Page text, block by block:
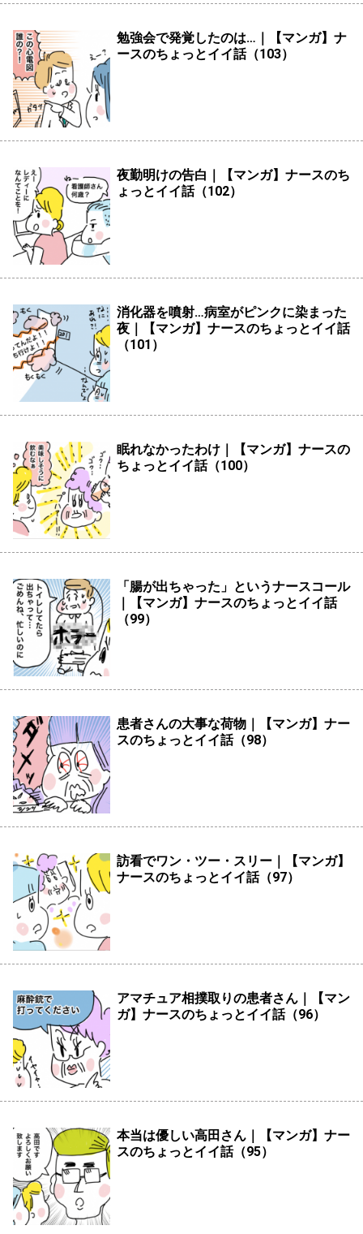
勉強会で発覚したのは…｜【マンガ】ナ
ースのちょっとイイ話（103）
夜勤明けの告白｜【マンガ】ナースのち
ょっとイイ話（102）
消化器を噴射…病室がピンクに染まった
夜｜【マンガ】ナースのちょっとイイ話
（101）
眠れなかったわけ｜【マンガ】ナースの
ちょっとイイ話（100）
「腸が出ちゃった」というナースコール
｜【マンガ】ナースのちょっとイイ話
（99）
患者さんの大事な荷物｜【マンガ】ナー
スのちょっとイイ話（98）
訪看でワン・ツー・スリー｜【マンガ】
ナースのちょっとイイ話（97）
アマチュア相撲取りの患者さん｜【マン
ガ】ナースのちょっとイイ話（96）
本当は優しい高田さん｜【マンガ】ナー
スのちょっとイイ話（95）